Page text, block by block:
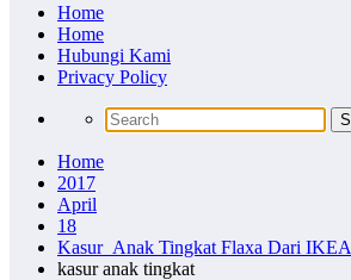
Home
Home
Hubungi Kami
Privacy Policy
Home
2017
April
18
Kasur Anak Tingkat Flaxa Dari IKEA
kasur anak tingkat